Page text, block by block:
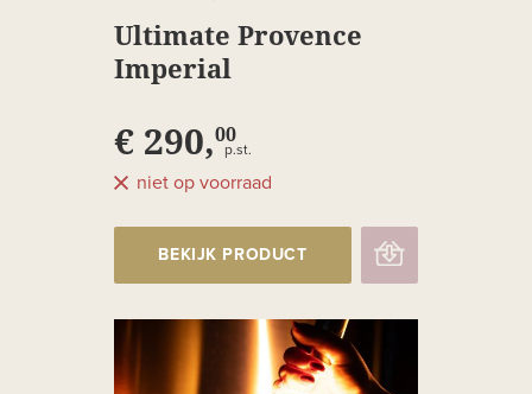
Ultimate Provence
Imperial
€ 290,00
p.st.
niet op voorraad
BEKIJK PRODUCT